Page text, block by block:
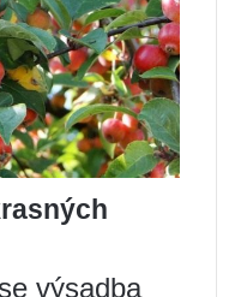
výsadba